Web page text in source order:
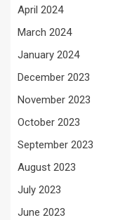
April 2024
March 2024
January 2024
December 2023
November 2023
October 2023
September 2023
August 2023
July 2023
June 2023